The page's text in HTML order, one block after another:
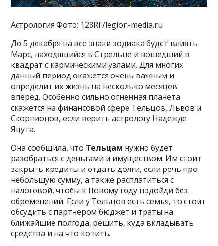
Астрология Фото: 123RF/legion-media.ru
До 5 декабря на все знаки зодиака будет влиять
Марс, находящийся в Стрельце и вошедший в
квадрат с кармическими узлами. Для многих
данный период окажется очень важным и
определит их жизнь на несколько месяцев
вперед. Особенно сильно огненная планета
скажется на финансовой сфере Тельцов, Львов и
Скорпионов, если верить астрологу Надежде
Яцута.
Она сообщила, что Тельцам нужно будет
разобраться с деньгами и имуществом. Им стоит
закрыть кредиты и отдать долги, если речь про
небольшую сумму, а также расплатиться с
налоговой, чтобы к Новому году подойди без
обременений. Если у Тельцов есть семья, то стоит
обсудить с партнером бюджет и траты на
ближайшие полгода, решить, куда вкладывать
средства и на что копить.